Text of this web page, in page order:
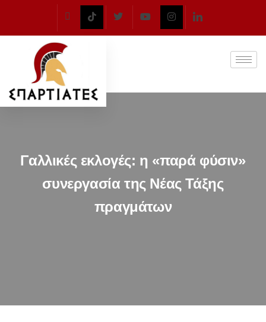
Γαλλικές εκλογές: η «παρά φύσιν»
συνεργασία της Νέας Τάξης
πραγμάτων